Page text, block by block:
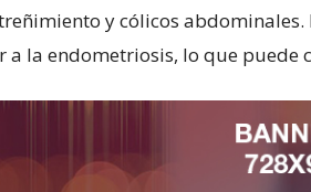
y cólicos
a la endometriosis, lo que puede